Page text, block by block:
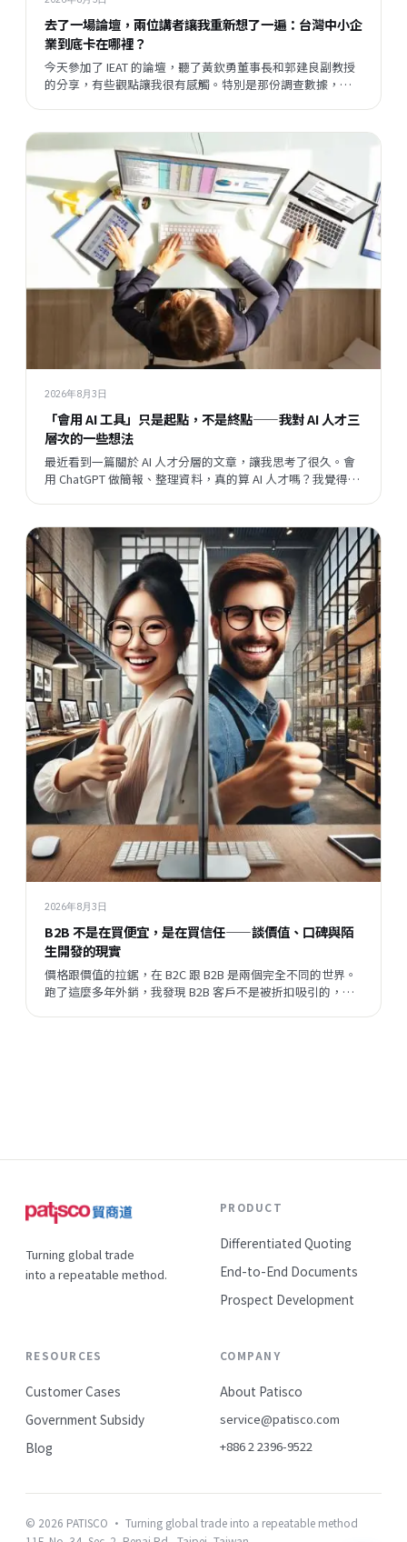
去了一場論壇，兩位講者讓我重新想了一遍：台灣中小企
業到底卡在哪裡？
今天參加了 IEAT 的論壇，聽了黃欽勇董事長和郭建良副教授
的分享，有些觀點讓我很有感觸。特別是那份調查數據，把
2026年8月3日
「會用 AI 工具」只是起點，不是終點——我對 AI 人才三
層次的一些想法
最近看到一篇關於 AI 人才分層的文章，讓我思考了很久。會
用 ChatGPT 做簡報、整理資料，真的算 AI 人才嗎？我覺得這
2026年8月3日
B2B 不是在買便宜，是在買信任——談價值、口碑與陌
生開發的現實
價格跟價值的拉鋸，在 B2C 跟 B2B 是兩個完全不同的世界。
跑了這麼多年外銷，我發現 B2B 客戶不是被折扣吸引的，他
Turning global trade
into a repeatable method.
PRODUCT
Differentiated Quoting
End-to-End Documents
Prospect Development
RESOURCES
Customer Cases
Government Subsidy
Blog
COMPANY
About Patisco
service@patisco.com
+886 2 2396-9522
© 2026 PATISCO · Turning global trade into a repeatable method